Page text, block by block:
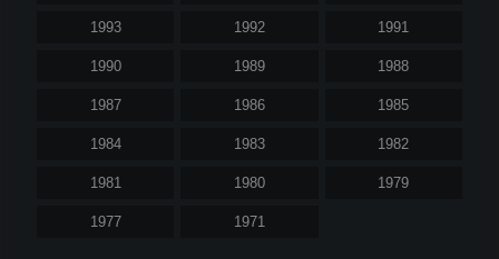
1993 1992 1991
1990 1989 1988
1987 1986 1985
1984 1983 1982
1981 1980 1979
1977 1971